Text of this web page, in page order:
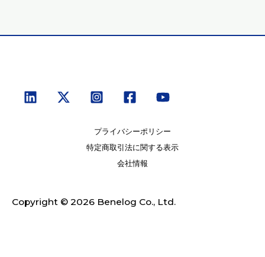
プライバシーポリシー
特定商取引法に関する表示
会社情報
Copyright © 2026 Benelog Co., Ltd.